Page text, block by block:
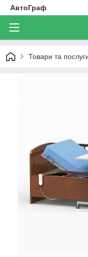
АвтоГраф
Товари та